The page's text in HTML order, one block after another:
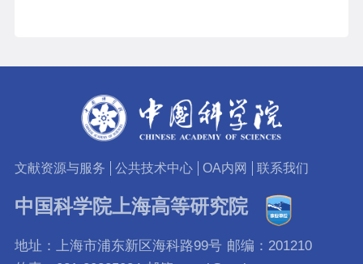
文献资源与服务 公共技术中心 OA内网 联系我们
中国科学院上海高等研究院
地址：上海市浦东新区海科路99号 邮编：201210